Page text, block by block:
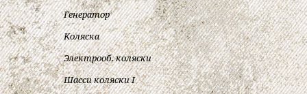
Генератор
Коляска
Электрооб. коляски
Шасси коляски I